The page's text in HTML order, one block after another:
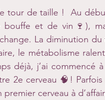
tour de taille !  Au
et de vin🍷),
La diminution
le métabolisme
déjà, j’ai commencé
2e cerveau 🧠!
premier cerveau à